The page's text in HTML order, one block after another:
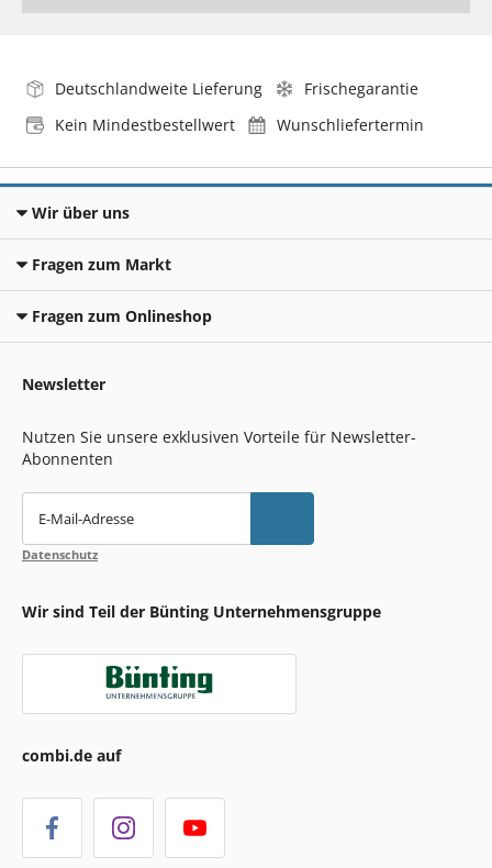
Deutschlandweite Lieferung
Frischegarantie
Kein Mindestbestellwert
Wunschliefertermin
Wir über uns
Fragen zum Markt
Fragen zum Onlineshop
Newsletter
Nutzen Sie unsere exklusiven Vorteile für Newsletter-
Abonnenten
E-Mail-Adresse
Datenschutz
Wir sind Teil der Bünting Unternehmensgruppe
combi.de auf